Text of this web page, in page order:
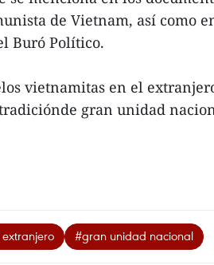
de Vietnam, así como
Buró Político.
vietnamitas en el
gran unidad
#gran unidad nacional